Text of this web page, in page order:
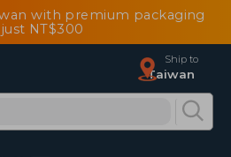
with premium packaging
NT$300
Ship to
Taiwan